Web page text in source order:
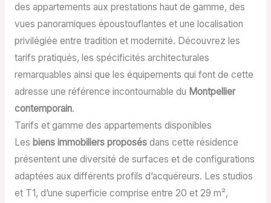
des appartements aux prestations haut de gamme, des
vues panoramiques époustouflantes et une localisation
privilégiée entre tradition et modernité. Découvrez les
tarifs pratiqués, les spécificités architecturales
remarquables ainsi que les équipements qui font de cette
adresse une référence incontournable du Montpellier
contemporain.
Tarifs et gamme des appartements disponibles
Les biens immobiliers proposésdans cette résidence
présentent une diversité de surfaces et de configurations
adaptées aux différents profils d’acquéreurs. Les studios
et T1, d’une superficie comprise entre 20 et 29 m²,